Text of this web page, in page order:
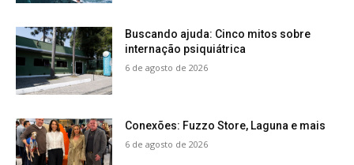
Buscando ajuda: Cinco mitos sobre
internação psiquiátrica
6 de agosto de 2026
Conexões: Fuzzo Store, Laguna e mais
6 de agosto de 2026